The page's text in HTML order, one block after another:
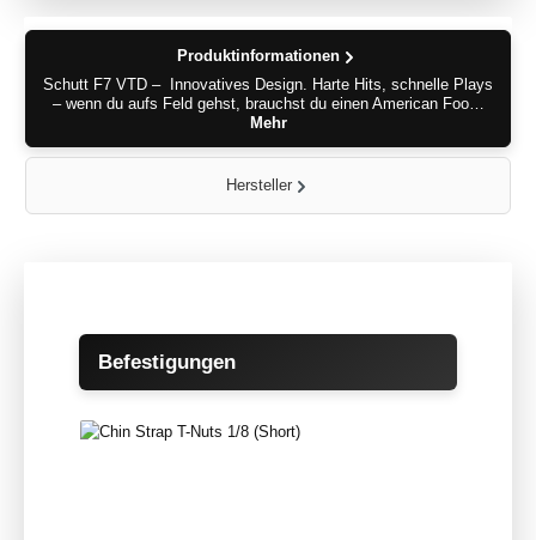
Produktinformationen
Schutt F7 VTD – Innovatives Design. Harte Hits, schnelle Plays
– wenn du aufs Feld gehst, brauchst du einen American Foo…
Mehr
Hersteller
Produktgalerie überspringen
Befestigungen